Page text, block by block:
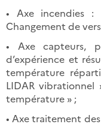
• Axe incendies :
Changement de
• Axe capteurs,
d’expérience et
température
LIDAR vibrationnel
température » ;
• Axe traitement